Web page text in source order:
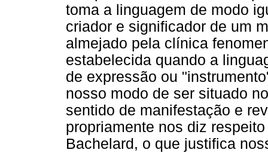
toma a linguagem de modo
criador e significador de um
almejado pela clínica
estabelecida quando a
de expressão ou
nosso modo de ser situado
sentido de manifestação e
propriamente nos diz
Bachelard, o que justifica